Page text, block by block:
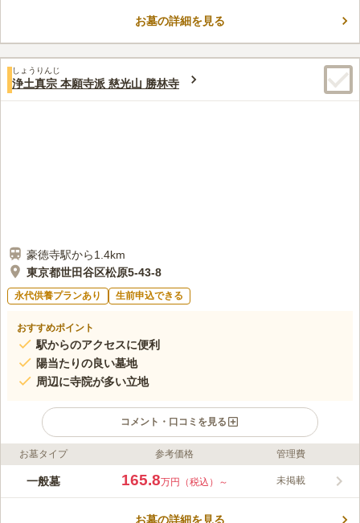
当りも良く心穏やかにお参り頂けます。
みんなの評価
3.2 口コミ1件
60代女性
花屋は一件あるが、たいしたお花がないので、行く途中で買って
いく。食事も少し離れたところまで行くことが多い。
口コミの続きを読む
お墓の詳細を見る
しょうりんじ
浄土真宗 本願寺派 慈光山 勝林寺
豪徳寺駅から1.4km
東京都世田谷区松原5-43-8
永代供養プランあり 生前申込できる
おすすめポイント
駅からのアクセスに便利
陽当たりの良い墓地
周辺に寺院が多い立地
コメント・口コミを見る
ライフドット編集部のコメント
勝林寺は浄土真宗本願寺派の寺院で、1596年創建とされてお
お墓タイプ 参考価格 管理費
一般墓 165.8万円（税込）～ 未掲載
お墓の詳細を見る